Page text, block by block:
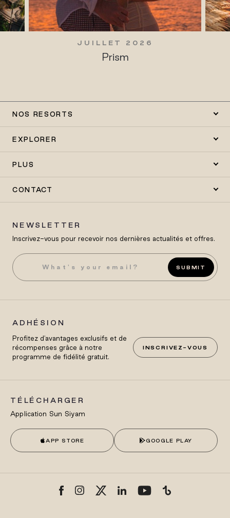
JUILLET 2026
Prism
NOS RESORTS
EXPLORER
PLUS
CONTACT
NEWSLETTER
Inscrivez-vous pour recevoir nos dernières actualités et offres.
SUBMIT
ADHÉSION
Profitez d'avantages exclusifs et de
récompenses grâce à notre
programme de fidélité gratuit.
INSCRIVEZ-VOUS
TÉLÉCHARGER
Application Sun Siyam
APP STORE GOOGLE PLAY